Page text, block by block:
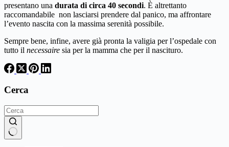
presentano una durata di circa 40 secondi. È altrettanto
raccomandabile non lasciarsi prendere dal panico, ma affrontare
l’evento nascita con la massima serenità possibile.
Sempre bene, infine, avere già pronta la valigia per l’ospedale con
tutto il necessaire sia per la mamma che per il nascituro.
Cerca